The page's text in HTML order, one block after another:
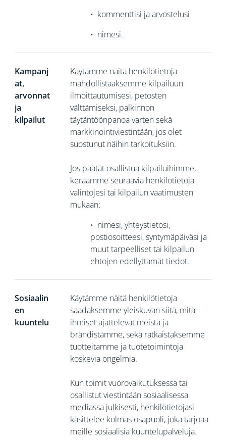
• kommenttisi ja arvostelusi
• nimesi.
Kampanj
at,
arvonnat
ja
kilpailut
Käytämme näitä henkilötietoja
mahdollistaaksemme kilpailuun
ilmoittautumisesi, petosten
välttämiseksi, palkinnon
täytäntöönpanoa varten sekä
markkinointiviestintään, jos olet
suostunut näihin tarkoituksiin.
Jos päätät osallistua kilpailuihimme,
keräämme seuraavia henkilötietoja
valintojesi tai kilpailun vaatimusten
mukaan:
• nimesi, yhteystietosi,
postiosoitteesi, syntymäpäiväsi ja
muut tarpeelliset tai kilpailun
ehtojen edellyttämät tiedot.
Sosiaalin
en
kuuntelu
Käytämme näitä henkilötietoja
saadaksemme yleiskuvan siitä, mitä
ihmiset ajattelevat meistä ja
brändistämme, sekä ratkaistaksemme
tuotteitamme ja tuotetoimintoja
koskevia ongelmia.
Kun toimit vuorovaikutuksessa tai
osallistut viestintään sosiaalisessa
mediassa julkisesti, henkilötietojasi
käsittelee kolmas osapuoli, joka tarjoaa
meille sosiaalisia kuuntelupalveluja.